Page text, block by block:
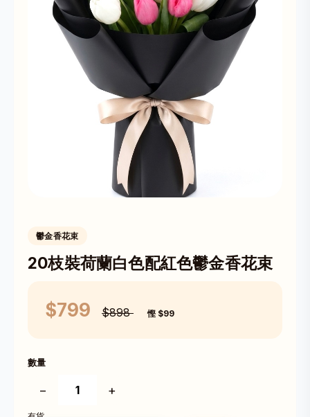
鬱金香花束
20枝裝荷蘭白色配紅色鬱金香花束
$799 $898 慳 $99
數量
− +